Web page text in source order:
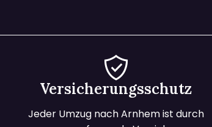
Versicherungsschutz
Jeder Umzug nach Arnhem ist durch